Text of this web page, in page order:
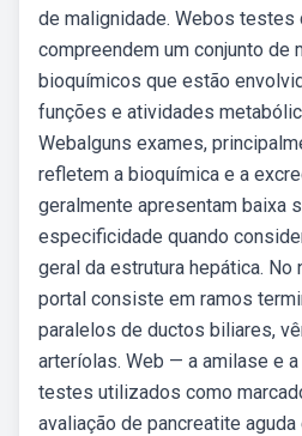
de malignidade. Webos testes
compreendem um conjunto de
bioquímicos que estão
funções e atividades
Webalguns exames,
refletem a bioquímica e a
geralmente apresentam baixa
especificidade quando
geral da estrutura hepática. No
portal consiste em ramos
paralelos de ductos biliares,
arteríolas. Web — a amilase e
testes utilizados como
avaliação de pancreatite